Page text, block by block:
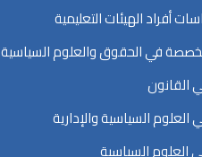
أفراد الهيئات التعليمية
في الحقوق والعلوم السياسية
القانون
السياسية والإدارية
العلوم السياسية